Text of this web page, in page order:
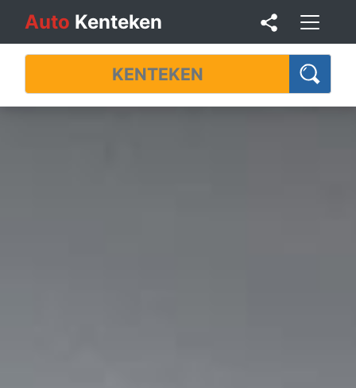
Auto Kenteken